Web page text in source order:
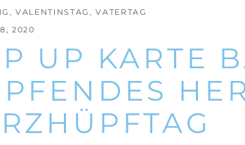
,VALENTINSTAG ,VATERTAG
2020
UP KARTE